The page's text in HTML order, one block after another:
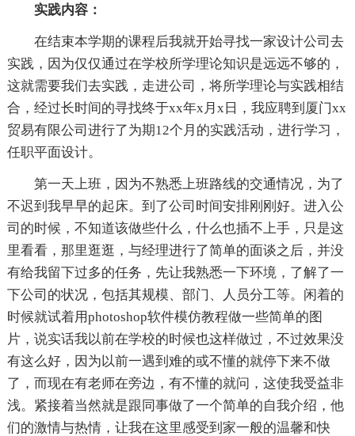
实践内容：
在结束本学期的课程后我就开始寻找一家设计公司去
实践，因为仅仅通过在学校所学理论知识是远远不够的，
这就需要我们去实践，走进公司，将所学理论与实践相结
合，经过长时间的寻找终于xx年x月x日，我应聘到厦门xx
贸易有限公司进行了为期12个月的实践活动，进行学习，
任职平面设计。
第一天上班，因为不熟悉上班路线的交通情况，为了
不迟到我早早的起床。到了公司时间安排刚刚好。进入公
司的时候，不知道该做些什么，什么也插不上手，只是这
里看看，那里逛逛，与经理进行了简单的面谈之后，并没
有给我留下过多的任务，先让我熟悉一下环境，了解了一
下公司的状况，包括其规模、部门、人员分工等。闲着的
时候就试着用photoshop软件模仿教程做一些简单的图
片，说实话我以前在学校的时候也这样做过，不过效果没
有这么好，因为以前一遇到难的或不懂的就停下来不做
了，而现在有老师在旁边，有不懂的就问，这使我受益非
浅。紧接着当然就是跟同事做了一个简单的自我介绍，他
们的激情与热情，让我在这里感受到家一般的温馨和快